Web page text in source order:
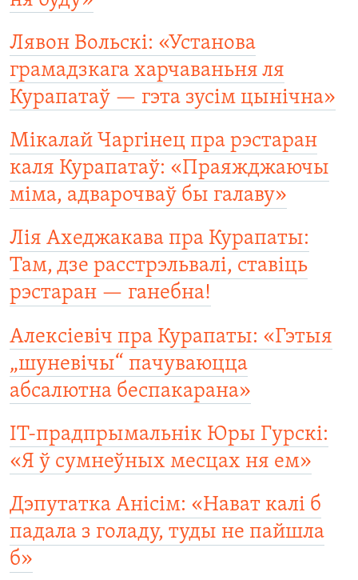
Лявон Вольскі: «Установа
грамадзкага харчаваньня ля
Курапатаў — гэта зусім цынічна»
Мікалай Чаргінец пра рэстаран
каля Курапатаў: «Праяжджаючы
міма, адварочваў бы галаву»
Лія Ахеджакава пра Курапаты:
Там, дзе расстрэльвалі, ставіць
рэстаран — ганебна!
Алексіевіч пра Курапаты: «Гэтыя
„шуневічы“ пачуваюцца
абсалютна беспакарана»
ІТ-прадпрымальнік Юры Гурскі:
«Я ў сумнеўных месцах ня ем»
Дэпутатка Анісім: «Нават калі б
падала з голаду, туды не пайшла
б»